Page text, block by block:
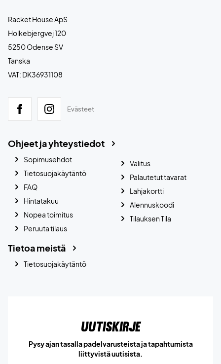
Racket House ApS
Holkebjergvej 120
5250 Odense SV
Tanska
VAT: DK36931108
Evästeet
Ohjeet ja yhteystiedot
Sopimusehdot
Tietosuojakäytäntö
FAQ
Hintatakuu
Nopea toimitus
Peruuta tilaus
Valitus
Palautetut tavarat
Lahjakortti
Alennuskoodi
Tilauksen Tila
Tietoa meistä
Tietosuojakäytäntö
Uutiskirje
Pysy ajan tasalla padelvarusteista ja tapahtumista
liittyvistä uutisista.